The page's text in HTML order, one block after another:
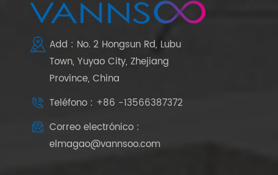
Add : No. 2 Hongsun Rd, Lubu
Town, Yuyao City, Zhejiang
Province, China
Teléfono : +86 -13566387372
Correo electrónico :
elmagao@vannsoo.com